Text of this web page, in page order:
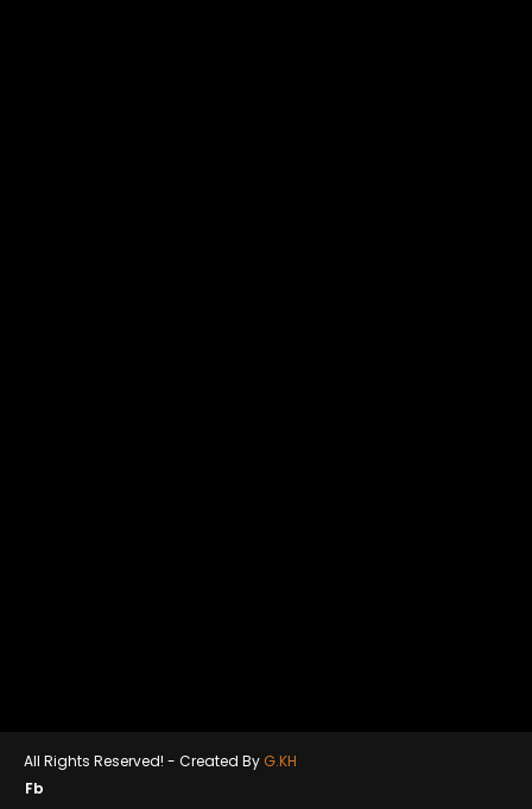
All Rights Reserved! - Created By G.KH
Fb